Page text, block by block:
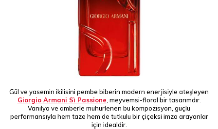
Gül ve yasemin ikilisini pembe biberin modern enerjisiyle ateşleyen
Giorgio Armani Sì Passione , meyvemsi-floral bir tasarımdır.
Vanilya ve amberle mühürlenen bu kompozisyon, güçlü
performansıyla hem taze hem de tutkulu bir çiçeksi imza arayanlar
için idealdir.